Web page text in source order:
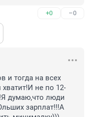
+0 –0
и тогда на всех
хватит!И не по 12-
думаю,что люди
зарплат!!!А